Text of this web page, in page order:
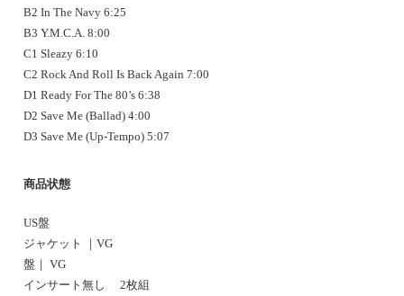
B2 In The Navy 6:25
B3 Y.M.C.A. 8:00
C1 Sleazy 6:10
C2 Rock And Roll Is Back Again 7:00
D1 Ready For The 80’s 6:38
D2 Save Me (Ballad) 4:00
D3 Save Me (Up-Tempo) 5:07
商品状態
US盤
ジャケット ｜ VG
盤｜ VG
インサート無し 2枚組